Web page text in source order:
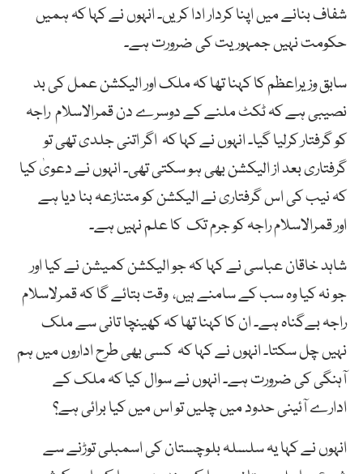
شفاف بنانے میں اپنا کردار ادا کریں۔ انہوں نے کہا کہ ہمیں
حکومت نہیں جمہوریت کی ضرورت ہے۔
سابق وزیراعظم کا کہنا تھا کہ ملک اور الیکشن عمل کی بد
نصیبی ہے کہ ٹکٹ ملنے کے دوسرے دن قمرالاسلام راجہ
کو گرفتار کرلیا گیا۔ انہوں نے کہا کہ اگر اتنی جلدی تھی تو
گرفتاری بعد از الیکشن بھی ہو سکتی تھی۔ انہوں نے دعویٰ کیا
کہ نیب کی اس گرفتاری نے الیکشن کو متنازعہ بنا دیا ہے
اور قمرالاسلام راجہ کو جرم تک کا علم نہیں ہے۔
شاہد خاقان عباسی نے کہا کہ جو الیکشن کمیشن نے کیا اور
جو نہ کیا وہ سب کے سامنے ہیں، وقت بتائے گا کہ قمرلاسلام
راجہ بےگناہ ہے۔ ان کا کہنا تھا کہ کھینچا تانی سے ملک
نہیں چل سکتا۔ انہوں نے کہا کہ کسی بھی طرح اداروں میں ہم
آہنگی کی ضرورت ہے۔ انہوں نے سوال کیا کہ ملک کے
ادارے آئینی حدود میں چلیں تو اس میں کیا برائی ہے؟
انہوں نے کہا یہ سلسلہ بلوچستان کی اسمبلی توڑنے سے